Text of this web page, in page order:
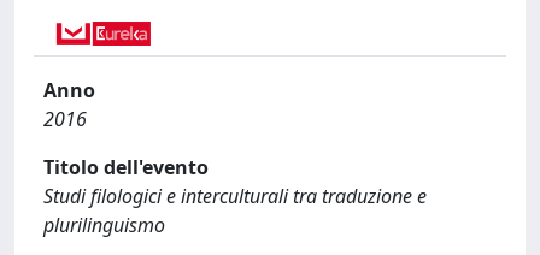
Anno
2016
Titolo dell'evento
Studi filologici e interculturali tra traduzione e
plurilinguismo